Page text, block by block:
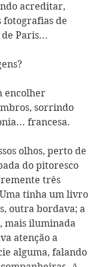
acreditar,
fotografias de
Paris...
encolher
sorrindo
francesa.
olhos, perto de
do pitoresco
três
tinha um livro
outra bordava; a
mais iluminada
atenção a
alguma, falando